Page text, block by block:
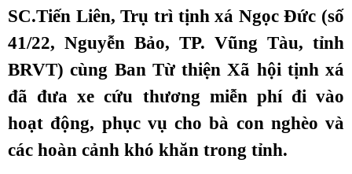
SC.Tiến Liên, Trụ trì tịnh xá Ngọc Đức (số
41/22, Nguyễn Bảo, TP. Vũng Tàu, tỉnh
BRVT) cùng Ban Từ thiện Xã hội tịnh xá
đã đưa xe cứu thương miễn phí đi vào
hoạt động, phục vụ cho bà con nghèo và
các hoàn cảnh khó khăn trong tỉnh.